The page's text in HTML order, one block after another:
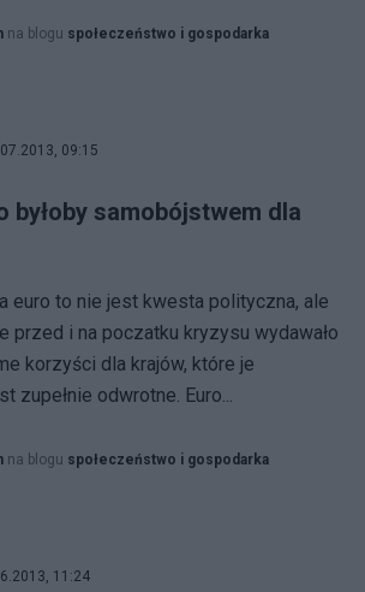
na blogu społeczeństwo i gospodarka
09:15
byłoby samobójstwem dla
euro to nie jest kwesta polityczna, ale
przed i na poczatku kryzysu wydawało
korzyści dla krajów, które je
zupełnie odwrotne. Euro...
na blogu społeczeństwo i gospodarka
11:24